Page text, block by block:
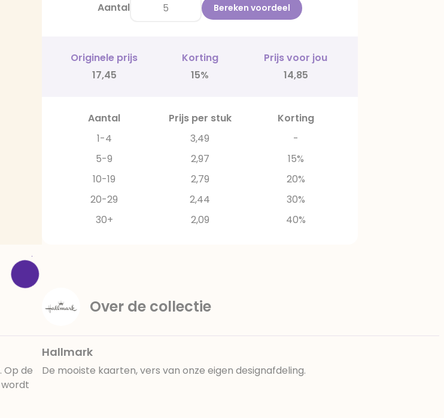
Aantal Bereken voordeel
Originele prijs Korting
Prijs voor jou
17,45
15% 14,85
Aantal Prijs per stuk
Korting
1-4
3,49
-
5-9
2,97
15%
10-19
2,79
20%
20-29
2,44
30%
30+
2,09 40%
Op de
wordt
Over de collectie
Hallmark
De mooiste kaarten, vers van onze eigen designafdeling.